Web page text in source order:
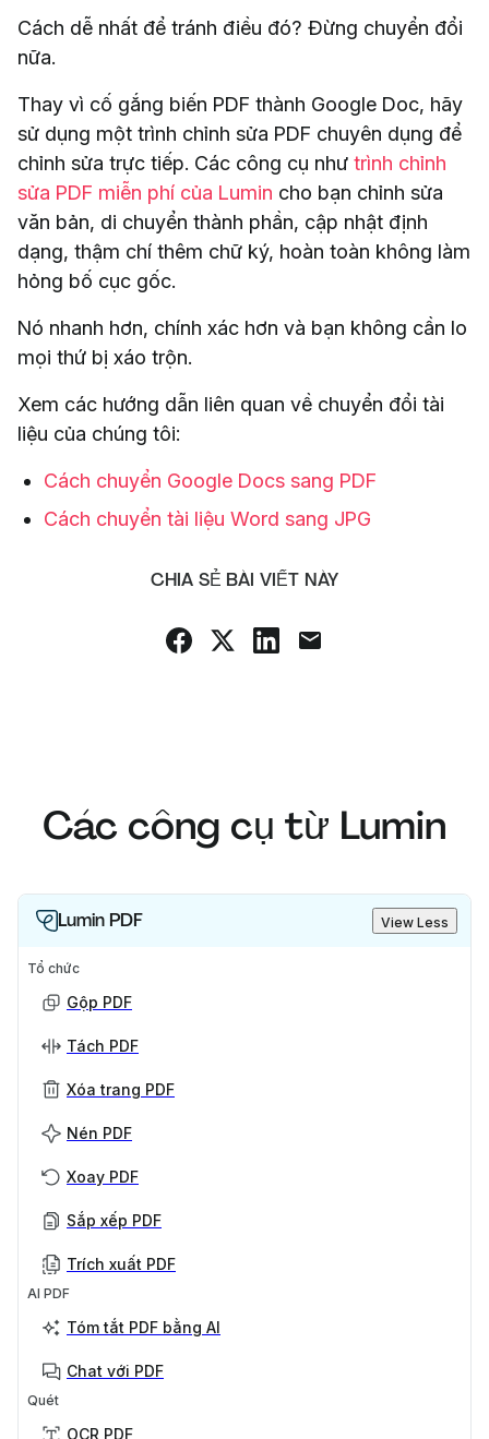
Cách dễ nhất để tránh điều đó? Đừng chuyển đổi
nữa.
Thay vì cố gắng biến PDF thành Google Doc, hãy
sử dụng một trình chỉnh sửa PDF chuyên dụng để
chỉnh sửa trực tiếp. Các công cụ như trình chỉnh
sửa PDF miễn phí của Lumin cho bạn chỉnh sửa
văn bản, di chuyển thành phần, cập nhật định
dạng, thậm chí thêm chữ ký, hoàn toàn không làm
hỏng bố cục gốc.
Nó nhanh hơn, chính xác hơn và bạn không cần lo
mọi thứ bị xáo trộn.
Xem các hướng dẫn liên quan về chuyển đổi tài
liệu của chúng tôi:
Cách chuyển Google Docs sang PDF
Cách chuyển tài liệu Word sang JPG
CHIA SẺ BÀI VIẾT NÀY
Các công cụ từ Lumin
Lumin PDF View Less
Tổ chức
Gộp PDF
Tách PDF
Xóa trang PDF
Nén PDF
Xoay PDF
Sắp xếp PDF
Trích xuất PDF
AI PDF
Tóm tắt PDF bằng AI
Chat với PDF
Quét
OCR PDF